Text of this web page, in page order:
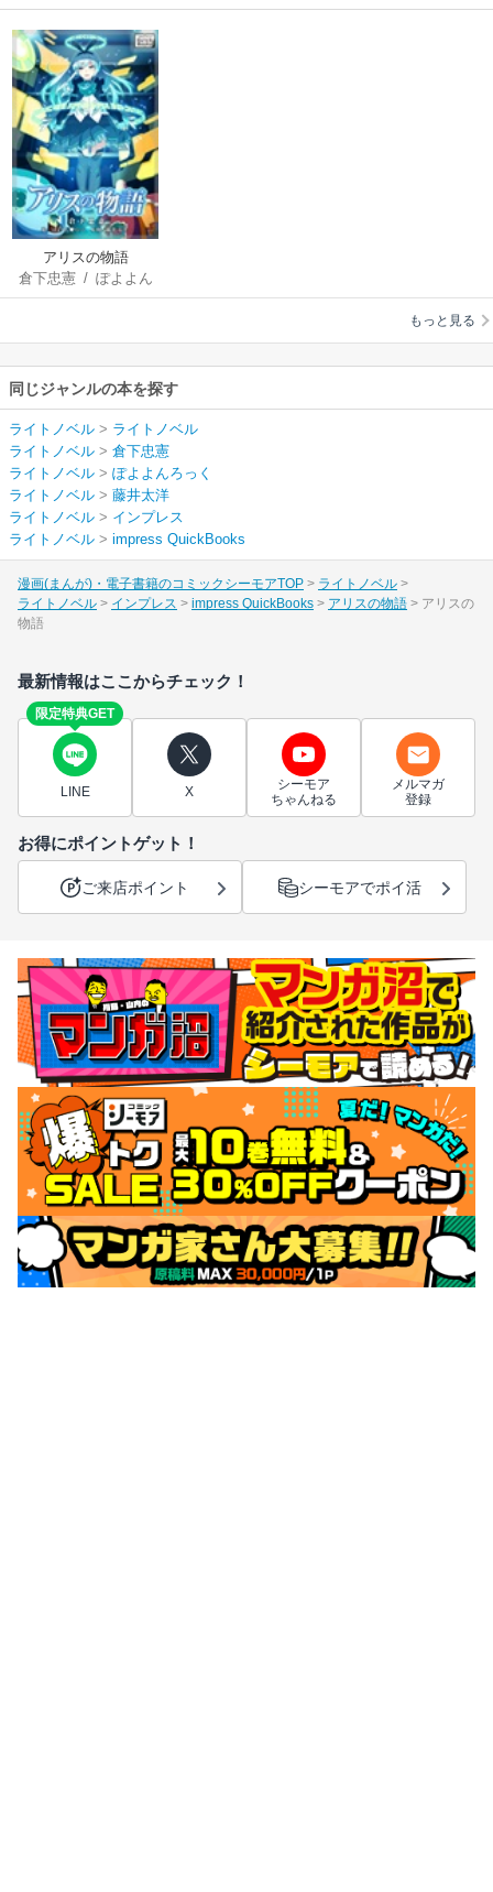
アリスの物語
倉下忠憲/ ぽよよん
ろっく/藤井太洋
もっと見る
同じジャンルの本を探す
ライトノベル > ライトノベル
ライトノベル > 倉下忠憲
ライトノベル > ぽよよんろっく
ライトノベル > 藤井太洋
ライトノベル > インプレス
ライトノベル > impress QuickBooks
漫画(まんが)・電子書籍のコミックシーモアTOP
ライトノベル
ライトノベル
インプレス impress QuickBooks アリスの物語
アリスの
物語
最新情報はここからチェック！
限定特典GET
LINE X
シーモア
ちゃんねる
メルマガ
登録
お得にポイントゲット！
ご来店ポイント シーモアでポイ活